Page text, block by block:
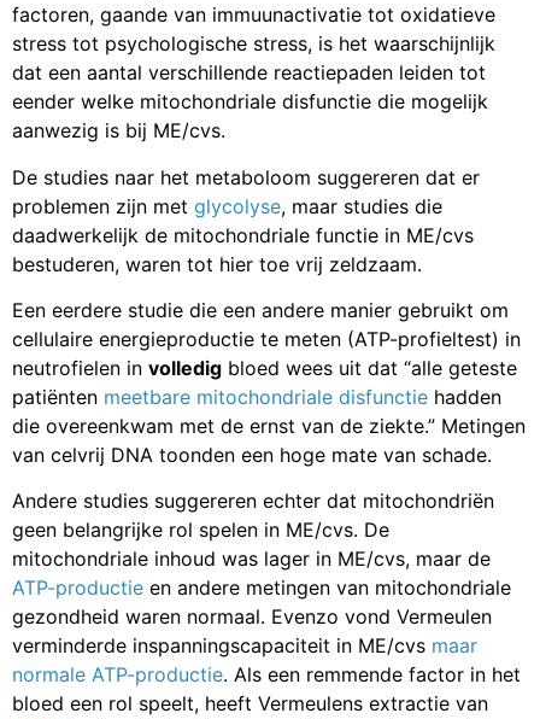
factoren, gaande van immuunactivatie tot oxidatieve
stress tot psychologische stress, is het waarschijnlijk
dat een aantal verschillende reactiepaden leiden tot
eender welke mitochondriale disfunctie die mogelijk
aanwezig is bij ME/cvs.
De studies naar het metaboloom suggereren dat er
problemen zijn met glycolyse, maar studies die
daadwerkelijk de mitochondriale functie in ME/cvs
bestuderen, waren tot hier toe vrij zeldzaam.
Een eerdere studie die een andere manier gebruikt om
cellulaire energieproductie te meten (ATP-profieltest) in
neutrofielen in volledig bloed wees uit dat “alle geteste
patiënten meetbare mitochondriale disfunctie hadden
die overeenkwam met de ernst van de ziekte.” Metingen
van celvrij DNA toonden een hoge mate van schade.
Andere studies suggereren echter dat mitochondriën
geen belangrijke rol spelen in ME/cvs. De
mitochondriale inhoud was lager in ME/cvs, maar de
ATP-productie en andere metingen van mitochondriale
gezondheid waren normaal. Evenzo vond Vermeulen
verminderde inspanningscapaciteit in ME/cvs maar
normale ATP-productie. Als een remmende factor in het
bloed een rol speelt, heeft Vermeulens extractie van